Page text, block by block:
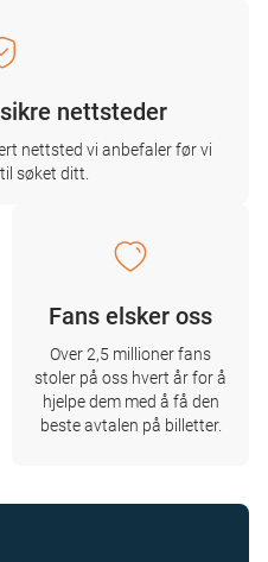
nettsteder
nettsted vi anbefaler før vi
søket ditt.
Fans elsker oss
Over 2,5 millioner fans
stoler på oss hvert år for å
hjelpe dem med å få den
beste avtalen på billetter.